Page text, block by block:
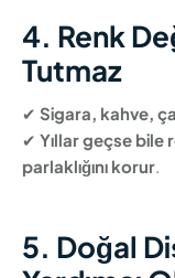
4. Renk
Tutmaz
✔ Sigara, kahve,
✔ Yıllar geçse bile
parlaklığını korur
5. Doğal